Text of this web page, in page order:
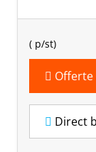
( p/st)
Offerte
Direct